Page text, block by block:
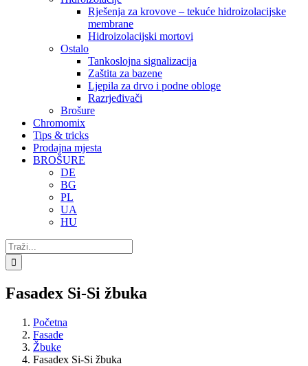
Rješenja za krovove – tekuće hidroizolacijske
membrane
Hidroizolacijski mortovi
Ostalo
Tankoslojna signalizacija
Zaštita za bazene
Ljepila za drvo i podne obloge
Razrjeđivači
Brošure
Chromomix
Tips & tricks
Prodajna mjesta
BROŠURE
DE
BG
PL
UA
HU
Traži...
Fasadex Si-Si žbuka
Početna
Fasade
Žbuke
Fasadex Si-Si žbuka